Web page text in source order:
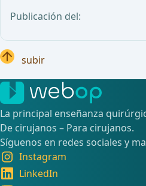
Publicación del:
subir
La principal enseñanza
De cirujanos – Para cirujanos.
Síguenos en redes sociales y
Instagram
LinkedIn